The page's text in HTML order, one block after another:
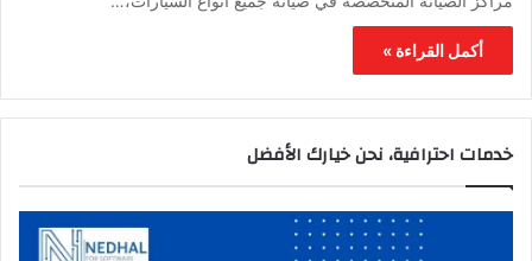
أكمل القراءة »
خدمات احترافية، نحن خيارك الأفضل